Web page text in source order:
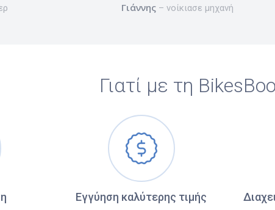
Γιάννης νοίκιασε μηχανή
Γιατί με τη
Εγγύηση καλύτερης τιμής